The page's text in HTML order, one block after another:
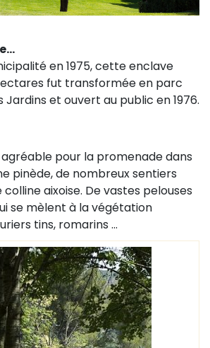
en 1975, cette enclave
fut transformée en parc
Jardins et ouvert au public en 1976.
pour la promenade dans
pinède, de nombreux sentiers
aixoise. De vastes pelouses
se mèlent à la végétation
tins, romarins ...